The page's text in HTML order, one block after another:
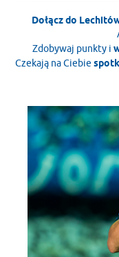
Dołącz do
Zdobywaj punkty i
Czekają na Ciebie